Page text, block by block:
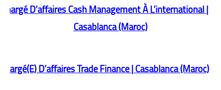
Chargé D’affaires Cash Management À L’international |
Casablanca (Maroc)
Chargé(E) D’affaires Trade Finance | Casablanca (Maroc)